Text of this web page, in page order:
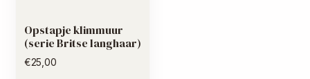
Opstapje klimmuur
(serie Britse langhaar)
€25,00